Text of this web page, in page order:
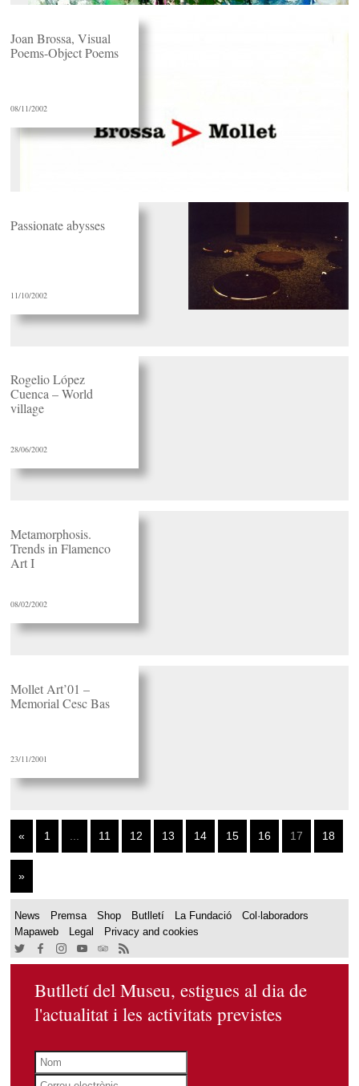
Joan Brossa, Visual
Poems-Object Poems
08/11/2002
Passionate abysses
11/10/2002
Rogelio López
Cuenca – World
village
28/06/2002
Metamorphosis.
Trends in Flamenco
Art I
08/02/2002
Mollet Art’01 –
Memorial Cesc Bas
23/11/2001
« 1 ... 11 12 13 14 15 16 17 18
»
News Premsa Shop Butlletí La Fundació
Col·laboradors
Mapaweb
Legal Privacy and cookies
Butlletí del Museu, estigues al dia de
l'actualitat i les activitats previstes